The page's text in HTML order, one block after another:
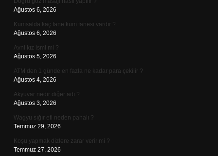
Ağustos 6, 2026
Kumsalda kaç tane kum tanesi vardır ?
Ağustos 6, 2026
Avni kız ismi mi ?
Ağustos 5, 2026
ATM’den 1 günde en fazla ne kadar para çekilir ?
Ağustos 4, 2026
Akyuvar nedir diğer adı ?
Ağustos 3, 2026
Wagyu sığır eti neden pahalı ?
Temmuz 29, 2026
Koşu yapmak dizlere zarar verir mi ?
Temmuz 27, 2026